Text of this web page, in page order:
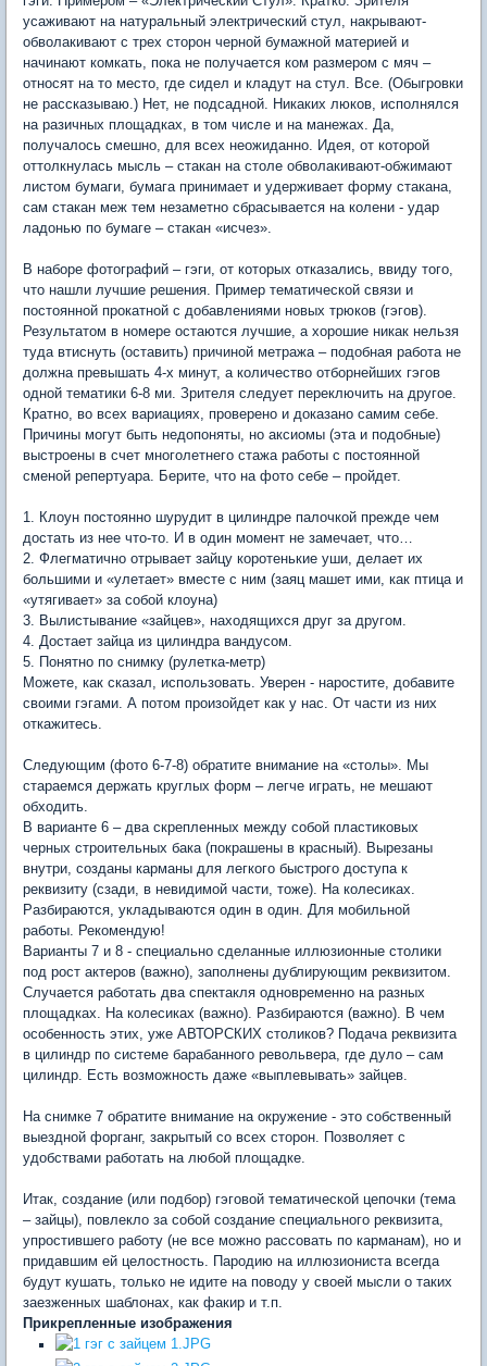
усаживают на натуральный электрический стул, накрывают-
обволакивают с трех сторон черной бумажной материей и
начинают комкать, пока не получается ком размером с мяч –
относят на то место, где сидел и кладут на стул. Все. (Обыгровки
не рассказываю.) Нет, не подсадной. Никаких люков, исполнялся
на разичных площадках, в том числе и на манежах. Да,
получалось смешно, для всех неожиданно. Идея, от которой
оттолкнулась мысль – стакан на столе обволакивают-обжимают
листом бумаги, бумага принимает и удерживает форму стакана,
сам стакан меж тем незаметно сбрасывается на колени - удар
ладонью по бумаге – стакан «исчез».
В наборе фотографий – гэги, от которых отказались, ввиду того,
что нашли лучшие решения. Пример тематической связи и
постоянной прокатной с добавлениями новых трюков (гэгов).
Результатом в номере остаются лучшие, а хорошие никак нельзя
туда втиснуть (оставить) причиной метража – подобная работа не
должна превышать 4-х минут, а количество отборнейших гэгов
одной тематики 6-8 ми. Зрителя следует переключить на другое.
Кратно, во всех вариациях, проверено и доказано самим себе.
Причины могут быть недопоняты, но аксиомы (эта и подобные)
выстроены в счет многолетнего стажа работы с постоянной
сменой репертуара. Берите, что на фото себе – пройдет.
1. Клоун постоянно шурудит в цилиндре палочкой прежде чем
достать из нее что-то. И в один момент не замечает, что…
2. Флегматично отрывает зайцу коротенькие уши, делает их
большими и «улетает» вместе с ним (заяц машет ими, как птица и
«утягивает» за собой клоуна)
3. Вылистывание «зайцев», находящихся друг за другом.
4. Достает зайца из цилиндра вандусом.
5. Понятно по снимку (рулетка-метр)
Можете, как сказал, использовать. Уверен - наростите, добавите
своими гэгами. А потом произойдет как у нас. От части из них
откажитесь.
Следующим (фото 6-7-8) обратите внимание на «столы». Мы
стараемся держать круглых форм – легче играть, не мешают
обходить.
В варианте 6 – два скрепленных между собой пластиковых
черных строительных бака (покрашены в красный). Вырезаны
внутри, созданы карманы для легкого быстрого доступа к
реквизиту (сзади, в невидимой части, тоже). На колесиках.
Разбираются, укладываются один в один. Для мобильной
работы. Рекомендую!
Варианты 7 и 8 - специально сделанные иллюзионные столики
под рост актеров (важно), заполнены дублирующим реквизитом.
Случается работать два спектакля одновременно на разных
площадках. На колесиках (важно). Разбираются (важно). В чем
особенность этих, уже АВТОРСКИХ столиков? Подача реквизита
в цилиндр по системе барабанного револьвера, где дуло – сам
цилиндр. Есть возможность даже «выплевывать» зайцев.
На снимке 7 обратите внимание на окружение - это собственный
выездной форганг, закрытый со всех сторон. Позволяет с
удобствами работать на любой площадке.
Итак, создание (или подбор) гэговой тематической цепочки (тема
– зайцы), повлекло за собой создание специального реквизита,
упростившего работу (не все можно рассовать по карманам), но и
придавшим ей целостность. Пародию на иллюзиониста всегда
будут кушать, только не идите на поводу у своей мысли о таких
заезженных шаблонах, как факир и т.п.
Прикрепленные изображения